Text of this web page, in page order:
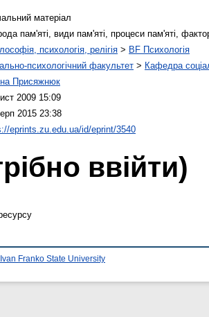
матеріал
пам'яті, види пам'яті, процеси пам'яті,
психологія, релігія > BF Психологія
психологічний факультет > Кафедра
Присяжнюк
2009 15:09
2015 23:38
eprints.zu.edu.ua/id/eprint/3540
ввійти)
Franko State University